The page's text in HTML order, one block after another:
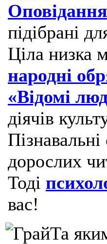
підібрані
Ціла низка
народні
«Відомі
діячів
Пізнавальні
дорослих
Тоді
вас!
Та